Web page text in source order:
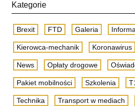
Kategorie
Brexit FTD Galeria
Kierowca-mechanik Koronawirus
News Opłaty drogowe
Pakiet mobilności Szkolenia
Technika Transport w mediach